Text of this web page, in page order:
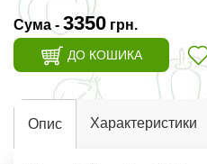
Сума - 3350 грн.
ДО КОШИКА
Опис Характеристики